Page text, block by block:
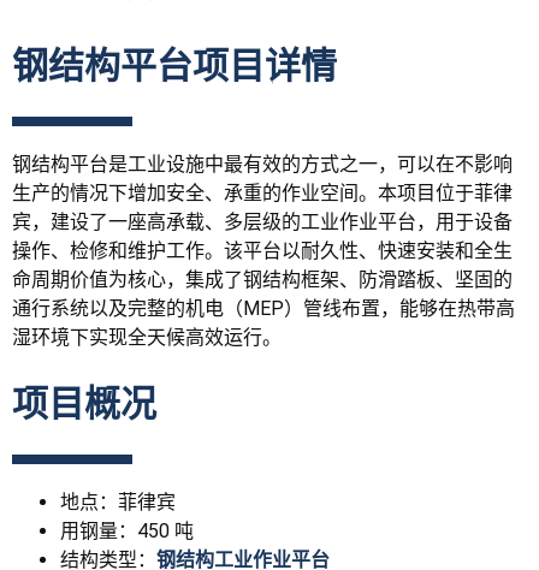
钢结构平台项目详情
钢结构平台是工业设施中最有效的方式之一，可以在不影响
生产的情况下增加安全、承重的作业空间。本项目位于菲律
宾，建设了一座高承载、多层级的工业作业平台，用于设备
操作、检修和维护工作。该平台以耐久性、快速安装和全生
命周期价值为核心，集成了钢结构框架、防滑踏板、坚固的
通行系统以及完整的机电（MEP）管线布置，能够在热带高
湿环境下实现全天候高效运行。
项目概况
地点：菲律宾
用钢量：450 吨
结构类型： 钢结构工业作业平台